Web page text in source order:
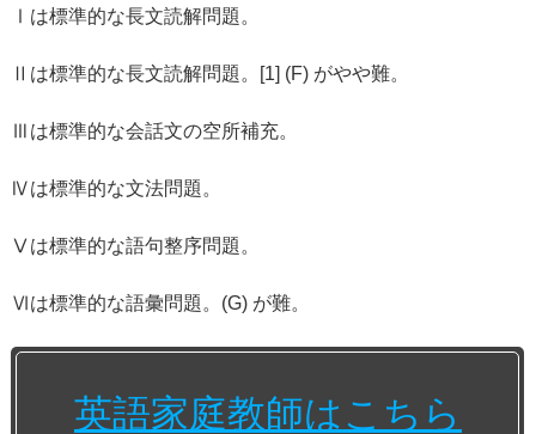
Ⅰは標準的な長文読解問題。
Ⅱは標準的な長文読解問題。[1] (F) がやや難。
Ⅲは標準的な会話文の空所補充。
Ⅳは標準的な文法問題。
Ⅴは標準的な語句整序問題。
Ⅵは標準的な語彙問題。(G) が難。
英語家庭教師はこちら